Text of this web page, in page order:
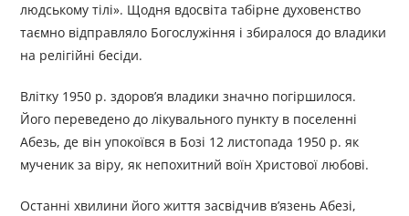
людському тілі». Щодня вдосвіта табірне духовенство
таємно відправляло Богослужіння і збиралося до владики
на релігійні бесіди.
Влітку 1950 р. здоров’я владики значно погіршилося.
Його переведено до лікувального пункту в поселенні
Абезь, де він упокоївся в Бозі 12 листопада 1950 p. як
мученик за віру, як непохитний воїн Христової любові.
Останні хвилини його життя засвідчив в’язень Абезі,